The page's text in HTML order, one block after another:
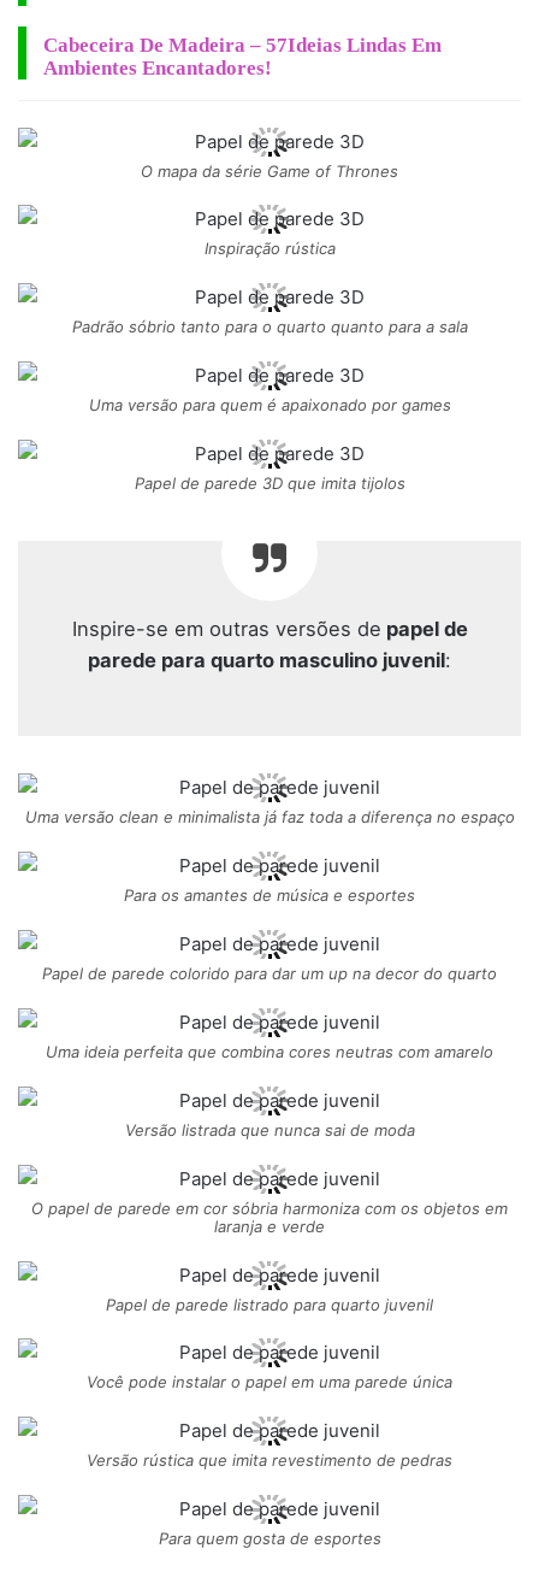
Cabeceira De Madeira – 57Ideias Lindas Em
Ambientes Encantadores!
O mapa da série Game of Thrones
Inspiração rústica
Padrão sóbrio tanto para o quarto quanto para a sala
Uma versão para quem é apaixonado por games
Papel de parede 3D que imita tijolos
Inspire-se em outras versões de papel de
parede para quarto masculino juvenil:
Uma versão clean e minimalista já faz toda a diferença no espaço
Para os amantes de música e esportes
Papel de parede colorido para dar um up na decor do quarto
Uma ideia perfeita que combina cores neutras com amarelo
Versão listrada que nunca sai de moda
O papel de parede em cor sóbria harmoniza com os objetos em
laranja e verde
Papel de parede listrado para quarto juvenil
Você pode instalar o papel em uma parede única
Versão rústica que imita revestimento de pedras
Para quem gosta de esportes